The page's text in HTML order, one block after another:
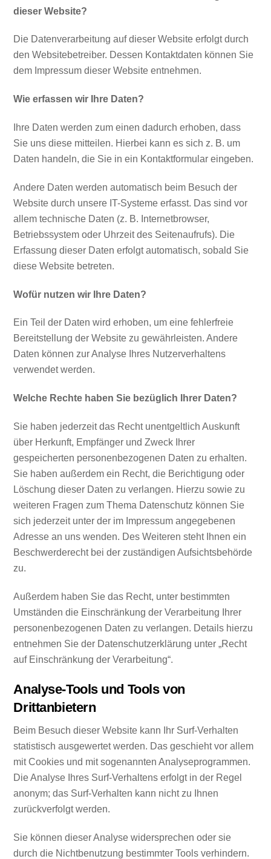
dieser Website?
Die Datenverarbeitung auf dieser Website erfolgt durch
den Websitebetreiber. Dessen Kontaktdaten können Sie
dem Impressum dieser Website entnehmen.
Wie erfassen wir Ihre Daten?
Ihre Daten werden zum einen dadurch erhoben, dass
Sie uns diese mitteilen. Hierbei kann es sich z. B. um
Daten handeln, die Sie in ein Kontaktformular eingeben.
Andere Daten werden automatisch beim Besuch der
Website durch unsere IT-Systeme erfasst. Das sind vor
allem technische Daten (z. B. Internetbrowser,
Betriebssystem oder Uhrzeit des Seitenaufrufs). Die
Erfassung dieser Daten erfolgt automatisch, sobald Sie
diese Website betreten.
Wofür nutzen wir Ihre Daten?
Ein Teil der Daten wird erhoben, um eine fehlerfreie
Bereitstellung der Website zu gewährleisten. Andere
Daten können zur Analyse Ihres Nutzerverhaltens
verwendet werden.
Welche Rechte haben Sie bezüglich Ihrer Daten?
Sie haben jederzeit das Recht unentgeltlich Auskunft
über Herkunft, Empfänger und Zweck Ihrer
gespeicherten personenbezogenen Daten zu erhalten.
Sie haben außerdem ein Recht, die Berichtigung oder
Löschung dieser Daten zu verlangen. Hierzu sowie zu
weiteren Fragen zum Thema Datenschutz können Sie
sich jederzeit unter der im Impressum angegebenen
Adresse an uns wenden. Des Weiteren steht Ihnen ein
Beschwerderecht bei der zuständigen Aufsichtsbehörde
zu.
Außerdem haben Sie das Recht, unter bestimmten
Umständen die Einschränkung der Verarbeitung Ihrer
personenbezogenen Daten zu verlangen. Details hierzu
entnehmen Sie der Datenschutzerklärung unter „Recht
auf Einschränkung der Verarbeitung“.
Analyse-Tools und Tools von
Drittanbietern
Beim Besuch dieser Website kann Ihr Surf-Verhalten
statistisch ausgewertet werden. Das geschieht vor allem
mit Cookies und mit sogenannten Analyseprogrammen.
Die Analyse Ihres Surf-Verhaltens erfolgt in der Regel
anonym; das Surf-Verhalten kann nicht zu Ihnen
zurückverfolgt werden.
Sie können dieser Analyse widersprechen oder sie
durch die Nichtbenutzung bestimmter Tools verhindern.